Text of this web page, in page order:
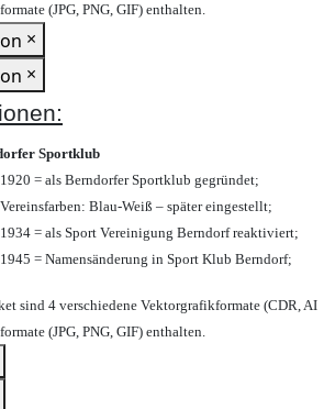
(JPG, PNG, GIF) enthalten.
×
×
Sportklub
1920 = als Berndorfer Sportklub gegründet;
Vereinsfarben: Blau-Weiß – später eingestellt;
1934 = als Sport Vereinigung Berndorf reaktiviert;
1945 = Namensänderung in Sport Klub Berndorf;
sind 4 verschiedene Vektorgrafikformate (CDR, AI
(JPG, PNG, GIF) enthalten.